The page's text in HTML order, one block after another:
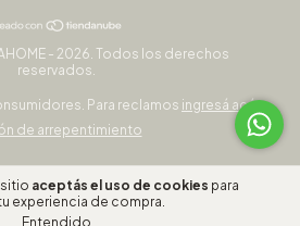
sitio aceptás el uso de cookies para
experiencia de compra.
Entendido
- 2026. Todos los derechos
reservados.
Para reclamos ingresá acá.
de arrepentimiento